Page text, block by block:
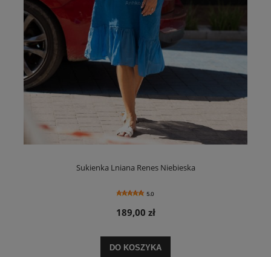
Sukienka Lniana Renes Niebieska
5.0
189,00 zł
DO KOSZYKA